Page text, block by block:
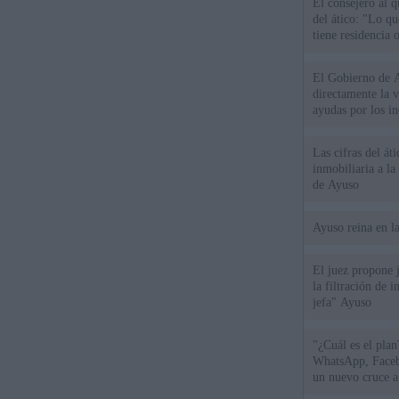
El consejero al
del ático: "Lo
tiene residencia
El Gobierno de
directamente la
ayudas por los
Las cifras del
inmobiliaria a la
de Ayuso
Ayuso reina en
El juez propone
la filtración de
jefa" Ayuso
"¿Cuál es el
WhatsApp,
un nuevo cruce